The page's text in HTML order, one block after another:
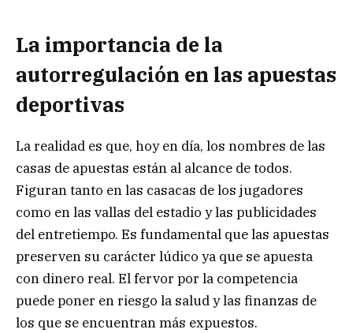
La importancia de la
autorregulación en las apuestas
deportivas
La realidad es que, hoy en día, los nombres de las
casas de apuestas están al alcance de todos.
Figuran tanto en las casacas de los jugadores
como en las vallas del estadio y las publicidades
del entretiempo. Es fundamental que las apuestas
preserven su carácter lúdico ya que se apuesta
con dinero real. El fervor por la competencia
puede poner en riesgo la salud y las finanzas de
los que se encuentran más expuestos.